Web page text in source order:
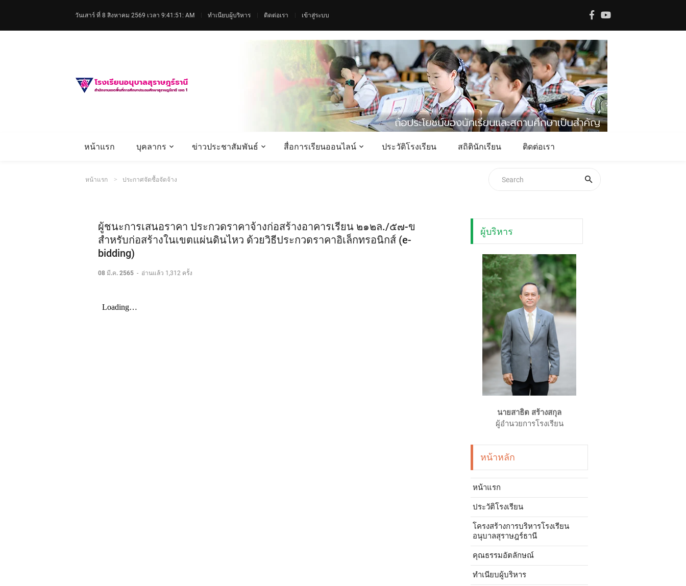
วันเสาร์ ที่ 8 สิงหาคม 2569 เวลา 9:41:52: AM ทำเนียบผู้บริหาร ติดต่อเรา เข้าสู่ระบบ
หน้าแรก บุคลากร ข่าวประชาสัมพันธ์ สื่อการเรียนออนไลน์ ประวัติโรงเรียน สถิตินักเรียน ติดต่อเรา
หน้าแรก ประกาศจัดซื้อจัดจ้าง
ผู้ชนะการเสนอราคา ประกวดราคาจ้างก่อสร้างอาคารเรียน ๒๑๒ล./๕๗-ข
สำหรับก่อสร้างในเขตแผ่นดินไหว ด้วยวิธีประกวดราคาอิเล็กทรอนิกส์ (e-
bidding)
08 มี.ค. 2565 - อ่านแล้ว 1,312 ครั้ง
ผู้บริหาร
นายสาธิต สร้างสกุล
ผู้อำนวยการโรงเรียน
หน้าหลัก
หน้าแรก
ประวัติโรงเรียน
โครงสร้างการบริหารโรงเรียน
อนุบาลสุราษฎร์ธานี
คุณธรรมอัตลักษณ์
ทำเนียบผู้บริหาร